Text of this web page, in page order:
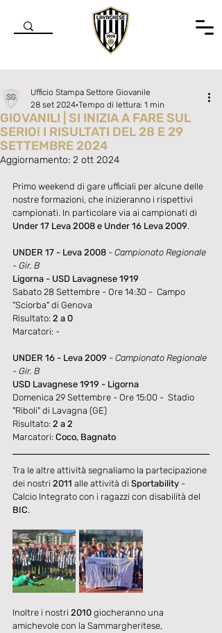
GIOVANILI | SI INIZIA A FARE SUL
SERIO! I RISULTATI DEL 28 E 29
SETTEMBRE 2024
Ufficio Stampa Settore Giovanile
28 set 2024 Tempo di lettura: 1 min
Aggiornamento: 2 ott 2024
Primo weekend di gare ufficiali per alcune delle
nostre formazioni, che inizieranno i rispettivi
campionati. In particolare via ai campionati di
Under 17 Leva 2008 e Under 16 Leva 2009.
UNDER 17 - Leva 2008 - Campionato Regionale
- Gir. B
Ligorna - USD Lavagnese 1919
Sabato 28 Settembre - Ore 14:30 -  Campo
"Sciorba" di Genova
Risultato: 2 a 0
Marcatori: -
UNDER 16 - Leva 2009 - Campionato Regionale
- Gir. B
USD Lavagnese 1919 - Ligorna
Domenica 29 Settembre - Ore 15:00 -  Stadio
"Riboli" di Lavagna (GE)
Risultato: 2 a 2
Marcatori: Coco, Bagnato
Tra le altre attività segnaliamo la partecipazione
dei nostri 2011 alle attività di Sportability -
Calcio Integrato con i ragazzi con disabilità del
BIC.
Inoltre i nostri 2010 giocheranno una
amichevole con la Sammargheritese,